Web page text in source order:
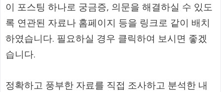
이 포스팅 하나로 궁금증, 의문을 해결하실 수 있도
록 연관된 자료나 홈페이지 등을 링크로 같이 배치
하였습니다. 필요하실 경우 클릭하여 보시면 좋겠
습니다.
정확하고 풍부한 자료를 직접 조사하고 분석한 내